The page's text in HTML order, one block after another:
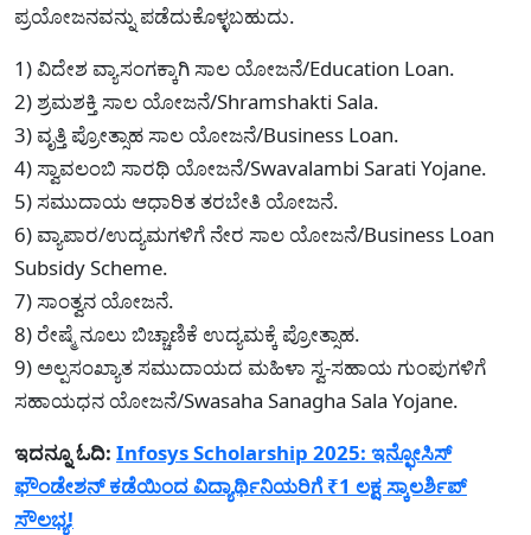
ಪ್ರಯೋಜನವನ್ನು ಪಡೆದುಕೊಳ್ಳಬಹುದು.
1) ವಿದೇಶ ವ್ಯಾಸಂಗಕ್ಕಾಗಿ ಸಾಲ ಯೋಜನೆ/Education Loan.
2) ಶ್ರಮಶಕ್ತಿ ಸಾಲ ಯೋಜನೆ/Shramshakti Sala.
3) ವೃತ್ತಿ ಪ್ರೋತ್ಸಾಹ ಸಾಲ ಯೋಜನೆ/Business Loan.
4) ಸ್ವಾವಲಂಬಿ ಸಾರಥಿ ಯೋಜನೆ/Swavalambi Sarati Yojane.
5) ಸಮುದಾಯ ಆಧಾರಿತ ತರಬೇತಿ ಯೋಜನೆ.
6) ವ್ಯಾಪಾರ/ಉದ್ಯಮಗಳಿಗೆ ನೇರ ಸಾಲ ಯೋಜನೆ/Business Loan
Subsidy Scheme.
7) ಸಾಂತ್ವನ ಯೋಜನೆ.
8) ರೇಷ್ಮೆ ನೂಲು ಬಿಚ್ಚಾಣಿಕೆ ಉದ್ಯಮಕ್ಕೆ ಪ್ರೋತ್ಸಾಹ.
9) ಅಲ್ಪಸಂಖ್ಯಾತ ಸಮುದಾಯದ ಮಹಿಳಾ ಸ್ವ-ಸಹಾಯ ಗುಂಪುಗಳಿಗೆ
ಸಹಾಯಧನ ಯೋಜನೆ/Swasaha Sanagha Sala Yojane.
ಇದನ್ನೂ ಓದಿ: Infosys Scholarship 2025: ಇನ್ಫೋಸಿಸ್
ಫೌಂಡೇಶನ್ ಕಡೆಯಿಂದ ವಿದ್ಯಾರ್ಥಿನಿಯರಿಗೆ ₹1 ಲಕ್ಷ ಸ್ಕಾಲರ್ಶಿಪ್
ಸೌಲಭ್ಯ!